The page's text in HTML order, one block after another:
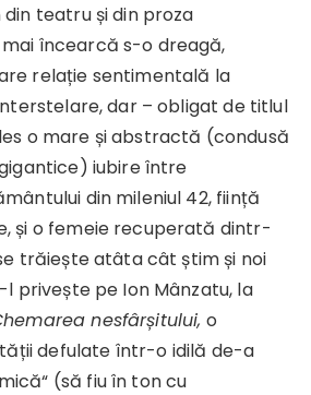
teatru și din proza
încearcă s-o dreagă,
relație sentimentală la
dar – obligat de titlul
o mare și abstractă (condusă
iubire între
din mileniul 42, ființă
și o femeie recuperată dintr-
trăiește atâta cât știm și noi
privește pe Ion Mânzatu, la
nesfârșitului, o
defulate într-o idilă de-a
(să fiu în ton cu